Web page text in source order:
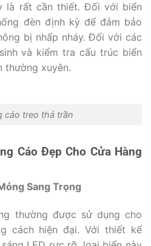
là rất cần thiết. Đối với biển
đèn định kỳ để đảm bảo
bị nhấp nháy. Đối với các
và kiểm tra cấu trúc biển
thường xuyên.
cáo treo thả trần
Cáo Đẹp Cho Cửa Hàng
Sang Trọng
thường được sử dụng cho
cách hiện đại. Với thiết kế